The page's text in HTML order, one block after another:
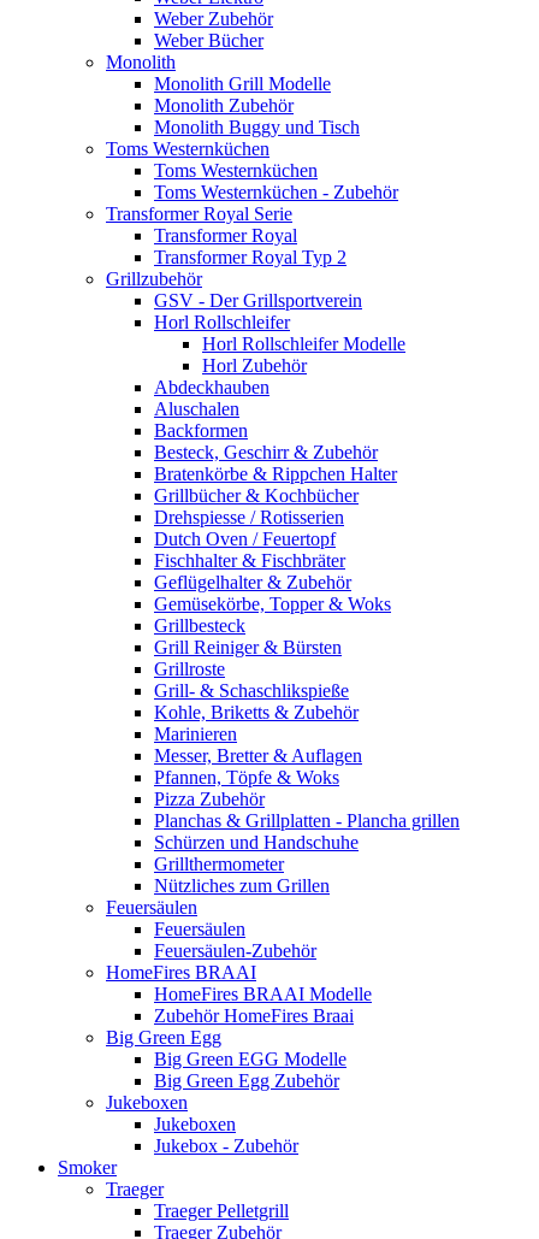
Weber Zubehör
Weber Bücher
Monolith
Monolith Grill Modelle
Monolith Zubehör
Monolith Buggy und Tisch
Toms Westernküchen
Toms Westernküchen
Toms Westernküchen - Zubehör
Transformer Royal Serie
Transformer Royal
Transformer Royal Typ 2
Grillzubehör
GSV - Der Grillsportverein
Horl Rollschleifer
Horl Rollschleifer Modelle
Horl Zubehör
Abdeckhauben
Aluschalen
Backformen
Besteck, Geschirr & Zubehör
Bratenkörbe & Rippchen Halter
Grillbücher & Kochbücher
Drehspiesse / Rotisserien
Dutch Oven / Feuertopf
Fischhalter & Fischbräter
Geflügelhalter & Zubehör
Gemüsekörbe, Topper & Woks
Grillbesteck
Grill Reiniger & Bürsten
Grillroste
Grill- & Schaschlikspieße
Kohle, Briketts & Zubehör
Marinieren
Messer, Bretter & Auflagen
Pfannen, Töpfe & Woks
Pizza Zubehör
Planchas & Grillplatten - Plancha grillen
Schürzen und Handschuhe
Grillthermometer
Nützliches zum Grillen
Feuersäulen
Feuersäulen
Feuersäulen-Zubehör
HomeFires BRAAI
HomeFires BRAAI Modelle
Zubehör HomeFires Braai
Big Green Egg
Big Green EGG Modelle
Big Green Egg Zubehör
Jukeboxen
Jukeboxen
Jukebox - Zubehör
Smoker
Traeger
Traeger Pelletgrill
Traeger Zubehör